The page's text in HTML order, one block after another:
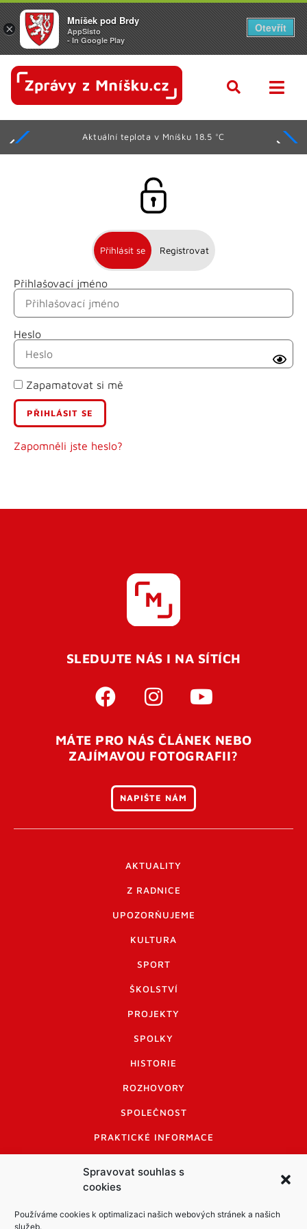
Spravovat souhlas s
cookies
Používáme cookies k optimalizaci našich webových stránek a našich
služeb.
Aktuální teplota v Mníšku 18.5 °C
Přihlásit se Registrovat
Přihlašovací jméno
Heslo
Zapamatovat si mě
Zapomněli jste heslo?
Jméno
Příjmení
E-mail
Uživatelské jméno
Pro úspěšné dokončení registrace je potřeba
vaší e-mailovouadresu. Po úspěšném odeslání
otevření tohoto odkazu se váš účet ověří a můžete se
přihlásit. Nezapomeňte zkontrolovat složku SPAM ve
SLEDUJTE NÁS I NA SÍTÍCH
MÁTE PRO NÁS ČLÁNEK NEBO
ZAJÍMAVOU FOTOGRAFII?
NAPIŠTE NÁM
AKTUALITY
Z RADNICE
UPOZORŇUJEME
KULTURA
SPORT
ŠKOLSTVÍ
PROJEKTY
SPOLKY
HISTORIE
ROZHOVORY
SPOLEČNOST
PRAKTICKÉ INFORMACE
INFORMACE A KODEX DISKUTUJÍCÍCH
LOGO A LOGO MANUÁL
×
Mníšek pod Brdy
AppSisto
- In Google Play
Otevřít